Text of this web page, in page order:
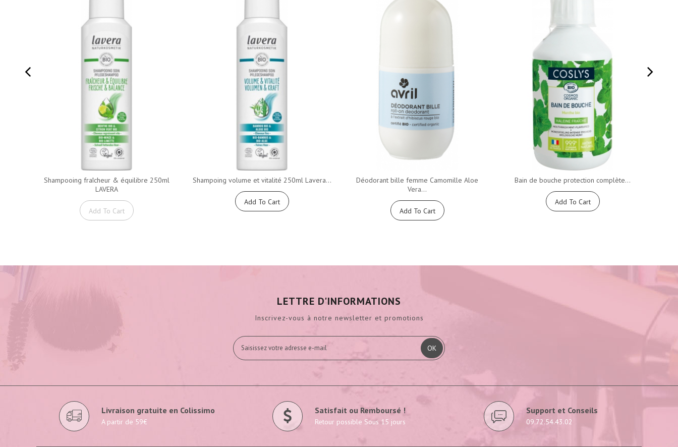
Shampooing fraîcheur & équilibre 250ml
LAVERA
Add To Cart
Shampoing volume et vitalité 250ml Lavera...
Add To Cart
Déodorant bille femme Camomille Aloe
Vera...
Add To Cart
Bain de bouche protection complète...
Add To Cart
LETTRE D'INFORMATIONS
Inscrivez-vous à notre newsletter et promotions
OK
Livraison gratuite en Colissimo
A partir de 59€
Satisfait ou Remboursé !
Retour possible Sous 15 jours
Support et Conseils
09.72.54.43.02